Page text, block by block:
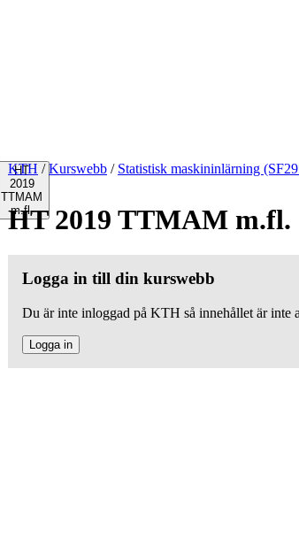
HT
2019
TTMAM
m.fl.
KTH / Kurswebb / Statistisk maskininlärning
HT 2019 TTMAM m.fl.
Logga in till din kurswebb
Du är inte inloggad på KTH så innehållet är inte
Logga in